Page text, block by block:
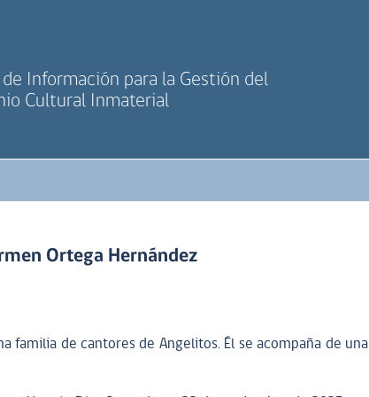
Información para la Gestión del
Cultural Inmaterial
Ortega Hernández
familia de cantores de Angelitos. Él se acompaña de una